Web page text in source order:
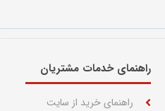
راهنمای خدمات مشتریان
راهنمای خرید از سایت